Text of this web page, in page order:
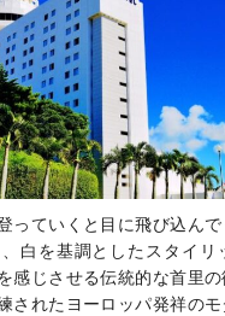
っていくと目に飛び込ん
白を基調としたスタイリ
感じさせる伝統的な首里
されたヨーロッパ発祥の